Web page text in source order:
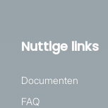
Nuttige links
Documenten
FAQ